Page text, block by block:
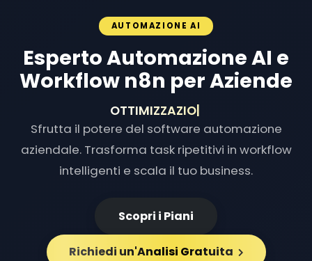
AUTOMAZIONE AI
Esperto Automazione AI e
Workflow n8n per Aziende
OTTIMIZZAZIONE FLUSS
Sfrutta il potere del software automazione
aziendale. Trasforma task ripetitivi in workflow
intelligenti e scala il tuo business.
Scopri i Piani
Richiedi un'Analisi Gratuita